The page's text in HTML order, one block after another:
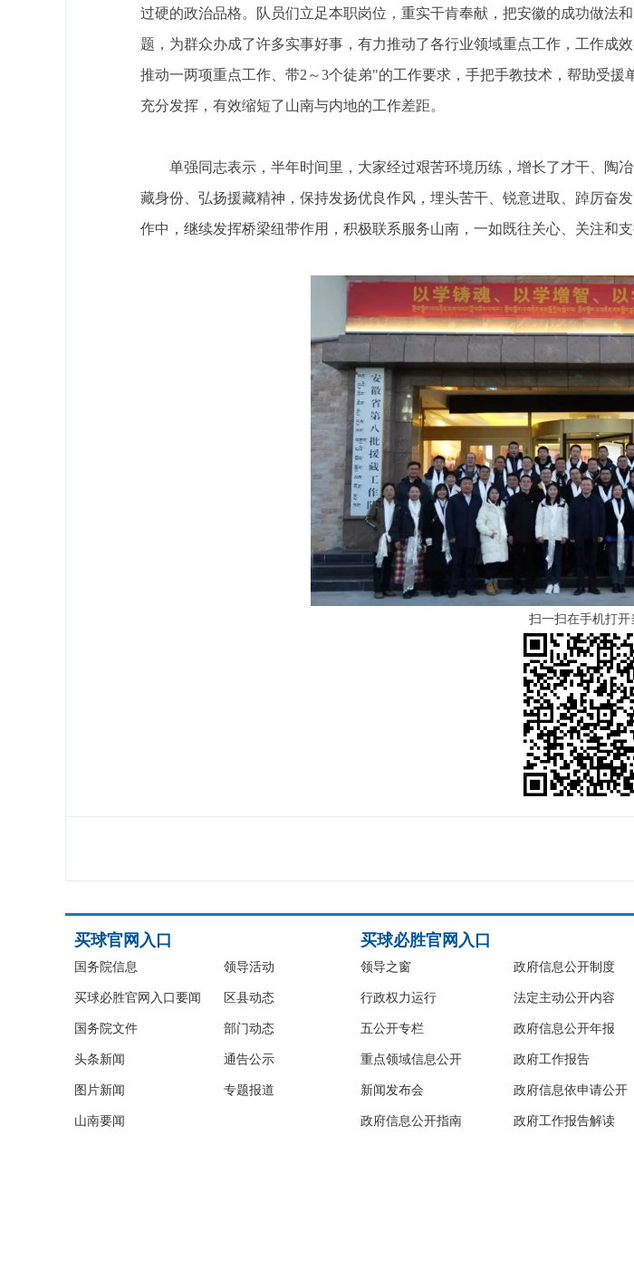
过硬的政治品格。队员们立足本职岗位，重实干肯奉献，把安徽的成功做法
题，为群众办成了许多实事好事，有力推动了各行业领域重点工作，工作成
推动一两项重点工作、带2～3个徒弟"的工作要求，手把手教技术，帮助受
充分发挥，有效缩短了山南与内地的工作差距。
单强同志表示，半年时间里，大家经过艰苦环境历练，增长了才干、陶
藏身份、弘扬援藏精神，保持发扬优良作风，埋头苦干、锐意进取、踔厉奋
作中，继续发挥桥梁纽带作用，积极联系服务山南，一如既往关心、关注和支
扫一扫在手机打开
买球官网入口
国务院信息
买球必胜官网入口要闻
国务院文件
头条新闻
图片新闻
山南要闻
领导活动
区县动态
部门动态
通告公示
专题报道
买球必胜官网入口
领导之窗
行政权力运行
五公开专栏
重点领域信息公开
新闻发布会
政府信息公开指南
政府信息公开制度
法定主动公开内容
政府信息公开年报
政府工作报告
政府信息依申请公开
政府工作报告解读